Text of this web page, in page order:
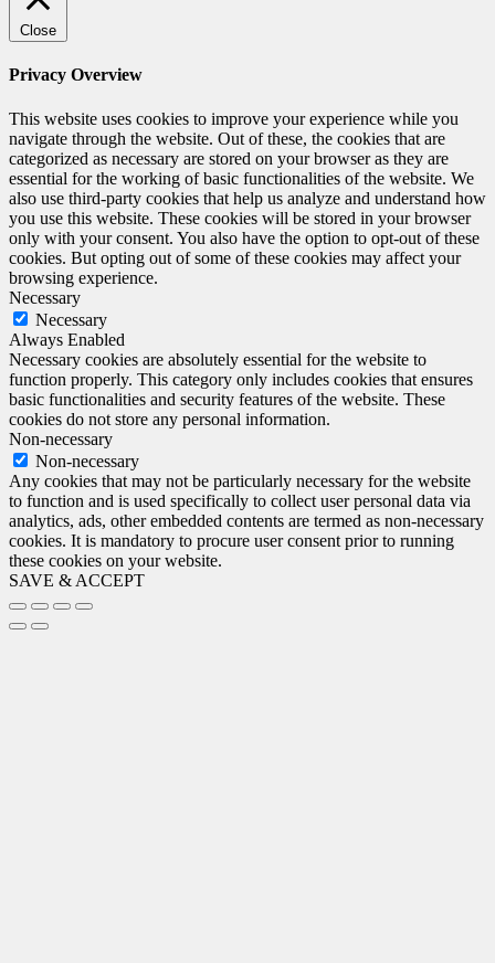
Close
Privacy Overview
This website uses cookies to improve your experience while you
navigate through the website. Out of these, the cookies that are
categorized as necessary are stored on your browser as they are
essential for the working of basic functionalities of the website. We
also use third-party cookies that help us analyze and understand how
you use this website. These cookies will be stored in your browser
only with your consent. You also have the option to opt-out of these
cookies. But opting out of some of these cookies may affect your
browsing experience.
Necessary
Necessary
Always Enabled
Necessary cookies are absolutely essential for the website to
function properly. This category only includes cookies that ensures
basic functionalities and security features of the website. These
cookies do not store any personal information.
Non-necessary
Non-necessary
Any cookies that may not be particularly necessary for the website
to function and is used specifically to collect user personal data via
analytics, ads, other embedded contents are termed as non-necessary
cookies. It is mandatory to procure user consent prior to running
these cookies on your website.
SAVE & ACCEPT